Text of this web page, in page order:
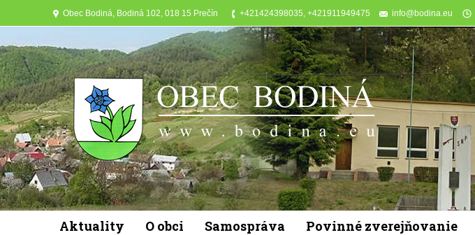
Obec Bodiná, Bodiná 102, 018 15 Prečín +421424398035, +421911949475 info@bodina.eu
Aktuality O obci Samospráva Povinné zverejňovanie